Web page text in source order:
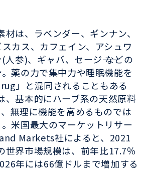
は、ラベンダー、ギンナン、
カス、カフェイン、アシュワ
参)、ギャバ、セージ―― などの
薬の力で集中力や睡眠機能を
」と混同されることもある
基本的にハーブ系の天然原料
無理に機能を高めるものでは
米国最大のマーケットリサー
Markets社によると、2021
界市場規模は、前年比17.7％
年には66億ドルまで増加する